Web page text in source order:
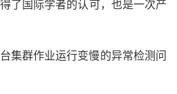
了国际学者的认可，也是一次产
集群作业运行变慢的异常检测问